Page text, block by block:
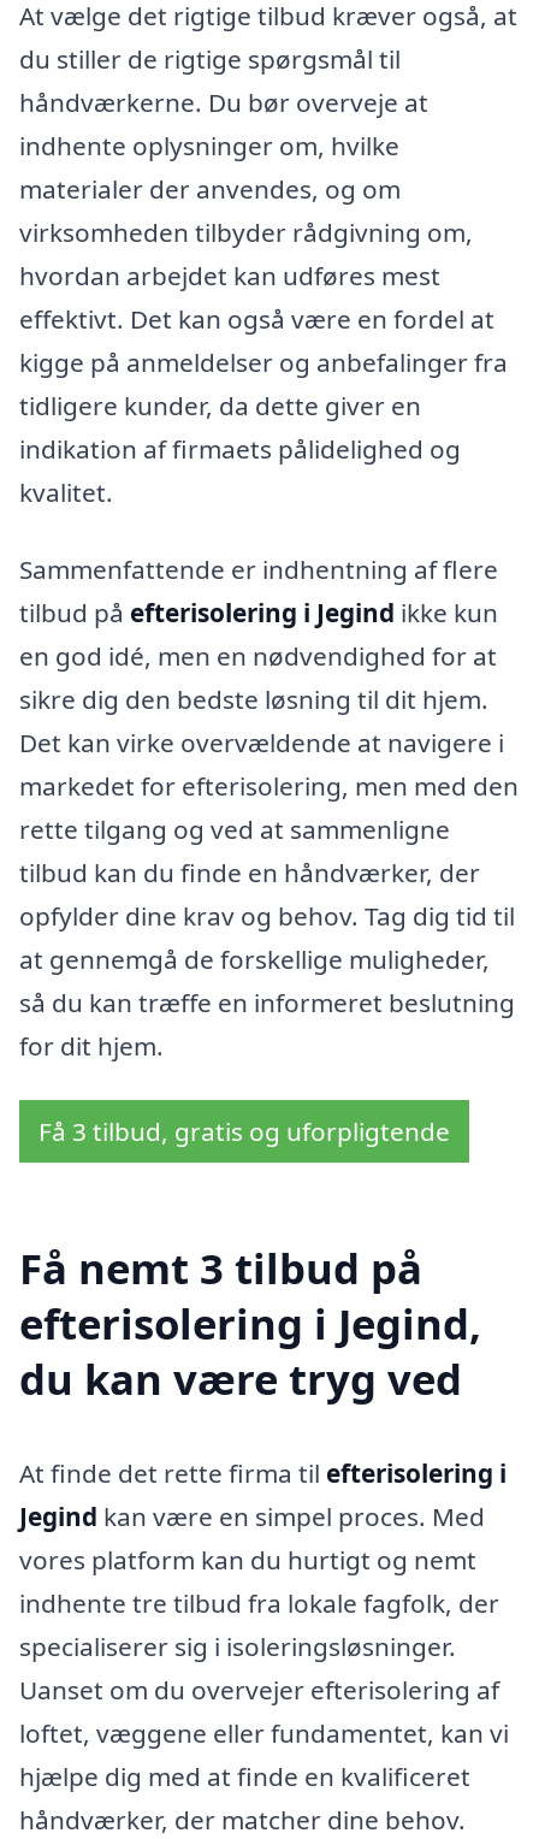
At vælge det rigtige tilbud kræver også, at
du stiller de rigtige spørgsmål til
håndværkerne. Du bør overveje at
indhente oplysninger om, hvilke
materialer der anvendes, og om
virksomheden tilbyder rådgivning om,
hvordan arbejdet kan udføres mest
effektivt. Det kan også være en fordel at
kigge på anmeldelser og anbefalinger fra
tidligere kunder, da dette giver en
indikation af firmaets pålidelighed og
kvalitet.
Sammenfattende er indhentning af flere
tilbud på efterisolering i Jegind ikke kun
en god idé, men en nødvendighed for at
sikre dig den bedste løsning til dit hjem.
Det kan virke overvældende at navigere i
markedet for efterisolering, men med den
rette tilgang og ved at sammenligne
tilbud kan du finde en håndværker, der
opfylder dine krav og behov. Tag dig tid til
at gennemgå de forskellige muligheder,
så du kan træffe en informeret beslutning
for dit hjem.
Få 3 tilbud, gratis og uforpligtende
Få nemt 3 tilbud på
efterisolering i Jegind,
du kan være tryg ved
At finde det rette firma til efterisolering i
Jegind kan være en simpel proces. Med
vores platform kan du hurtigt og nemt
indhente tre tilbud fra lokale fagfolk, der
specialiserer sig i isoleringsløsninger.
Uanset om du overvejer efterisolering af
loftet, væggene eller fundamentet, kan vi
hjælpe dig med at finde en kvalificeret
håndværker, der matcher dine behov.